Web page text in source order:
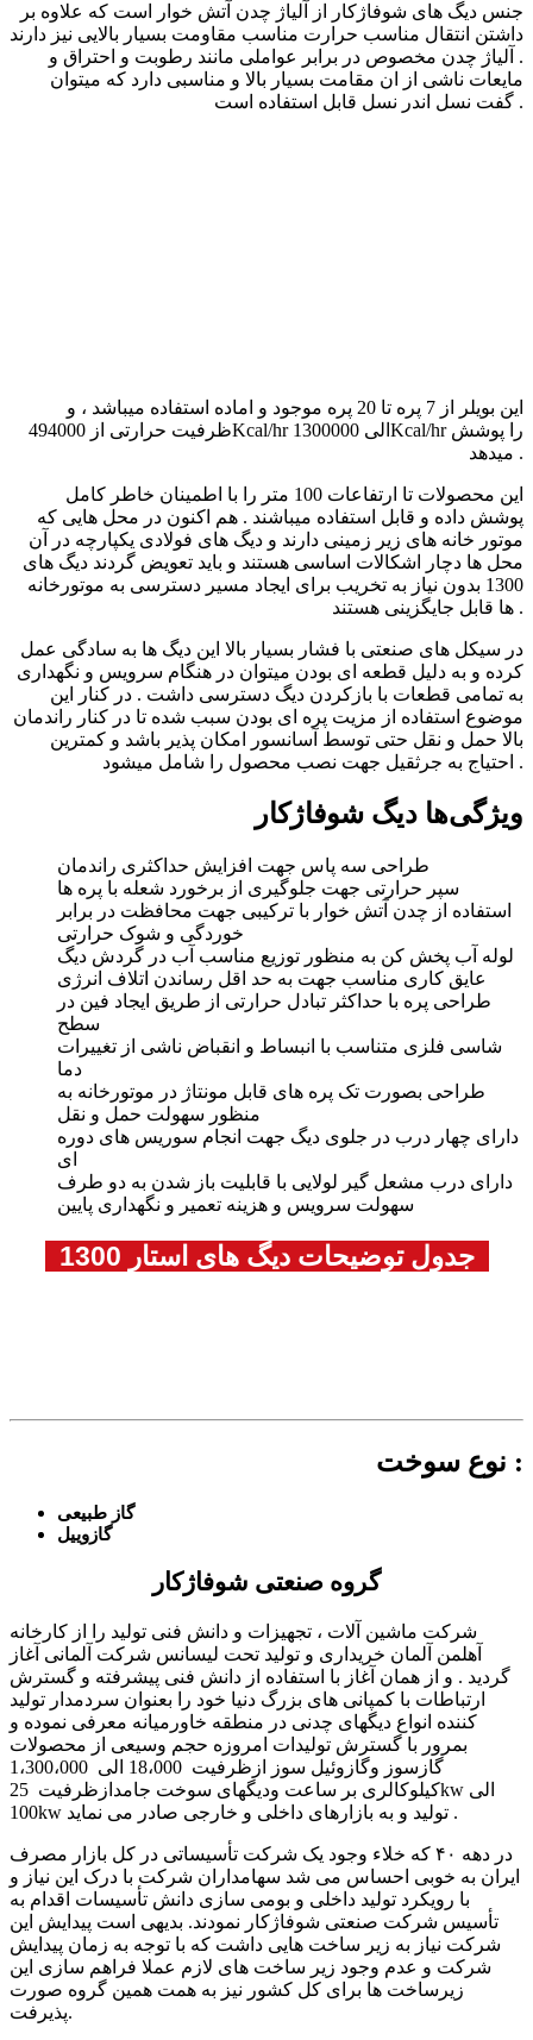
جنس دیگ های شوفاژکار از آلیاژ چدن آتش خوار است که علاوه بر
داشتن انتقال مناسب حرارت مناسب مقاومت بسیار بالایی نیز دارند
. آلیاژ چدن مخصوص در برابر عواملی مانند رطوبت و احتراق و
مایعات ناشی از ان مقامت بسیار بالا و مناسبی دارد که میتوان
گفت نسل اندر نسل قابل استفاده است .
این بویلر از 7 پره تا 20 پره موجود و اماده استفاده میباشد ، و
ظرفیت حرارتی از 494000Kcal/hr الی 1300000Kcal/hr را پوشش
میدهد .
این محصولات تا ارتفاعات 100 متر را با اطمینان خاطر کامل
پوشش داده و قابل استفاده میباشند . هم اکنون در محل هایی که
موتور خانه های زیر زمینی دارند و دیگ های فولادی یکپارچه در آن
محل ها دچار اشکالات اساسی هستند و باید تعویض گردند دیگ های
1300 بدون نیاز به تخریب برای ایجاد مسیر دسترسی به موتورخانه
ها قابل جایگزینی هستند .
در سیکل های صنعتی با فشار بسیار بالا این دیگ ها به سادگی عمل
کرده و به دلیل قطعه ای بودن میتوان در هنگام سرویس و نگهداری
به تمامی قطعات با بازکردن دیگ دسترسی داشت . در کنار این
موضوع استفاده از مزیت پره ای بودن سبب شده تا در کنار راندمان
بالا حمل و نقل حتی توسط آسانسور امکان پذیر باشد و کمترین
احتیاج به جرثقیل جهت نصب محصول را شامل میشود .
ویژگی‌ها دیگ شوفاژکار
طراحی سه پاس جهت افزایش حداکثری راندمان
سپر حرارتی جهت جلوگیری از برخورد شعله با پره ها
استفاده از چدن آتش خوار با ترکیبی جهت محافظت در برابر
خوردگی و شوک حرارتی
لوله آب پخش کن به منظور توزیع مناسب آب در گردش دیگ
عایق کاری مناسب جهت به حد اقل رساندن اتلاف انرژی
طراحی پره با حداکثر تبادل حرارتی از طریق ایجاد فین در
سطح
شاسی فلزی متناسب با انبساط و انقباض ناشی از تغییرات
دما
طراحی بصورت تک پره های قابل مونتاژ در موتورخانه به
منظور سهولت حمل و نقل
دارای چهار درب در جلوی دیگ جهت انجام سوریس های دوره
ای
دارای درب مشعل گیر لولایی با قابلیت باز شدن به دو طرف
سهولت سرویس و هزینه تعمیر و نگهداری پایین
جدول توضیحات دیگ های استار 1300
نوع سوخت :
گاز طبیعی
گازوییل
گروه صنعتی شوفاژکار
شرکت ماشین آلات ، تجهیزات و دانش فنی تولید را از کارخانه
آهلمن آلمان خریداری و تولید تحت لیسانس شرکت آلمانی آغاز
گردید . و از همان آغاز با استفاده از دانش فنی پیشرفته و گسترش
ارتباطات با کمپانی های بزرگ دنیا خود را بعنوان سردمدار تولید
کننده انواع دیگهای چدنی در منطقه خاورمیانه معرفی نموده و
بمرور با گسترش تولیدات امروزه حجم وسیعی از محصولات
گازسوز وگازوئیل سوز ازظرفیت 18،000 الی 1،300،000
کیلوکالری بر ساعت ودیگهای سوخت جامدازظرفیت 25kw الی
100kw تولید و به بازارهای داخلی و خارجی صادر می نماید .
در دهه ۴۰ که خلاء وجود یک شرکت تأسیساتی در کل بازار مصرف
ایران به خوبی احساس می شد سهامداران شرکت با درک این نیاز و
با رویکرد تولید داخلی و بومی سازی دانش تأسیسات اقدام به
تأسیس شرکت صنعتی شوفاژکار نمودند. بدیهی است پیدایش این
شرکت نیاز به زیر ساخت هایی داشت که با توجه به زمان پیدایش
شرکت و عدم وجود زیر ساخت های لازم عملا فراهم سازی این
زیرساخت ها برای کل کشور نیز به همت همین گروه صورت
پذیرفت.